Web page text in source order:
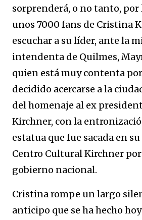
sorprenderá, o no tanto,
unos 7000 fans de Cristina
escuchar a su líder, ante la
intendenta de Quilmes,
quien está muy contenta
decidido acercarse a la
del homenaje al ex
Kirchner, con la
estatua que fue sacada en
Centro Cultural Kirchner
gobierno nacional.
Cristina rompe un largo
anticipo que se ha hecho